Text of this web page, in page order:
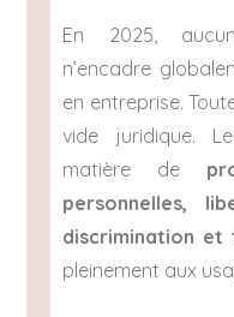
En 2025,
n’encadre
en entreprise.
vide juridique.
matière de
personnelles,
discrimination et
pleinement aux